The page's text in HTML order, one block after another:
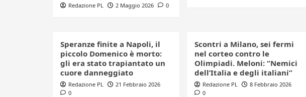
Redazione PL 2 Maggio 2026 0
Speranze finite a Napoli, il
piccolo Domenico è morto:
gli era stato trapiantato un
cuore danneggiato
Redazione PL
21 Febbraio 2026
0
Scontri a Milano, sei fermi
nel corteo contro le
Olimpiadi. Meloni: “Nemici
dell’Italia e degli italiani”
Redazione PL
8 Febbraio 2026
0